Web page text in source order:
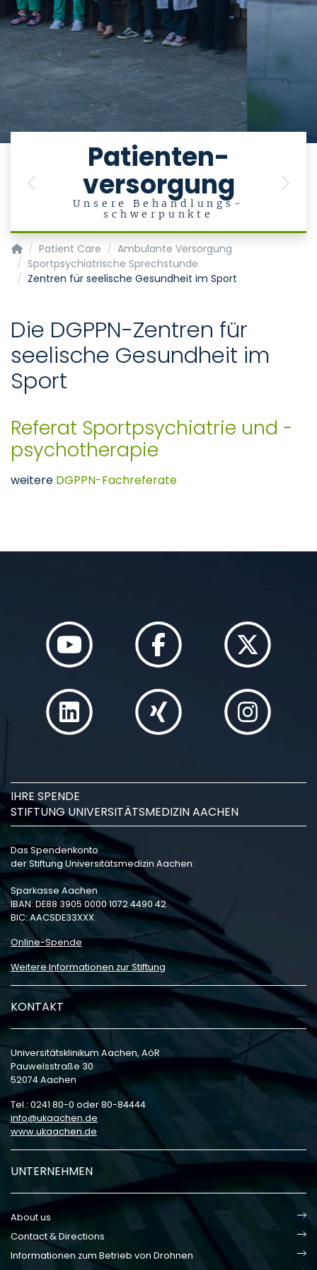
Patienten-
versorgung
Unsere Behandlungs-
schwerpunkte
Previous Next
Department of Psychiatry, Psychotherapy and
Patient Care
Ambulante Versorgung
Sportpsychiatrische Sprechstunde
Zentren für seelische Gesundheit im Sport
Die DGPPN-Zentren für
seelische Gesundheit im
Sport
Referat Sportpsychiatrie und -
psychotherapie
weitere DGPPN-Fachreferate
IHRE SPENDE
STIFTUNG UNIVERSITÄTSMEDIZIN AACHEN
Das Spendenkonto
der Stiftung Universitätsmedizin Aachen:
Sparkasse Aachen
IBAN: DE88 3905 0000 1072 4490 42
BIC: AACSDE33XXX
Online-Spende
Weitere Informationen zur Stiftung
KONTAKT
Universitätsklinikum Aachen, AöR
Pauwelsstraße 30
52074 Aachen
Tel.: 0241 80-0 oder 80-84444
info
ukaachen de
www.ukaachen.de
UNTERNEHMEN
About us
Contact & Directions
Informationen zum Betrieb von Drohnen